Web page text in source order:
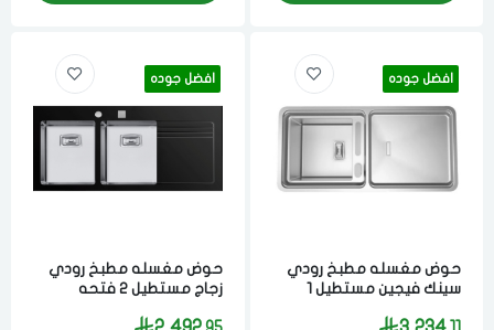
افضل جوده
حوض مغسله مطبخ رودي
سينك فيجين مستطيل 1
افضل جوده
حوض مغسله مطبخ رودي
زجاج مستطيل 2 فتحه